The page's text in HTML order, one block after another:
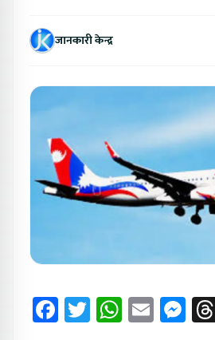
जानकारी केन्द्र
Facebook
TwitterEmail